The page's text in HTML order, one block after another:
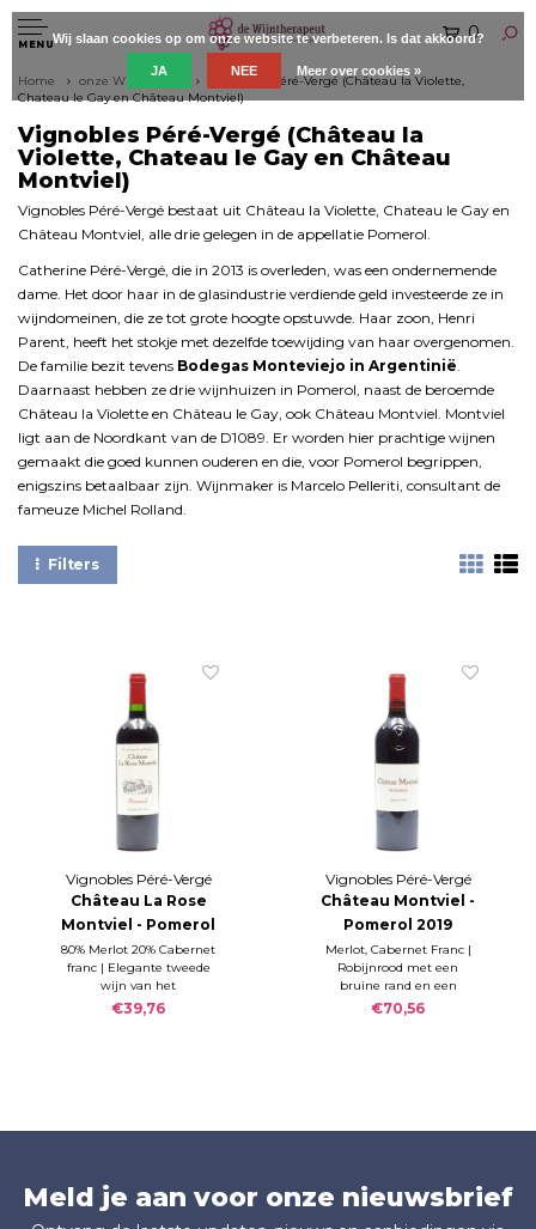
MENU
0
Home onze Wijnboeren
Vignobles Péré-Vergé (Château la Violette,
Chateau le Gay en Château Montviel)
Vignobles Péré-Vergé (Château la
Violette, Chateau le Gay en Château
Montviel)
Vignobles Péré-Vergé bestaat uit Château la Violette, Chateau le Gay en
Château Montviel, alle drie gelegen in de appellatie Pomerol.
Catherine Péré-Vergé, die in 2013 is overleden, was een ondernemende
dame. Het door haar in de glasindustrie verdiende geld investeerde ze in
wijndomeinen, die ze tot grote hoogte opstuwde. Haar zoon, Henri
Parent, heeft het stokje met dezelfde toewijding van haar overgenomen.
De familie bezit tevens Bodegas Monteviejo in Argentinië.
Daarnaast hebben ze drie wijnhuizen in Pomerol, naast de beroemde
Château la Violette en Château le Gay, ook Château Montviel. Montviel
ligt aan de Noordkant van de D1089. Er worden hier prachtige wijnen
gemaakt die goed kunnen ouderen en die, voor Pomerol begrippen,
enigszins betaalbaar zijn. Wijnmaker is Marcelo Pelleriti, consultant de
fameuze Michel Rolland.
Filters
Vignobles Péré-Vergé
(Château la Violette,
Chateau le Gay en
Château La Rose
Montviel - Pomerol
2021
80% Merlot 20% Cabernet
franc | Elegante tweede
wijn van het
gerenommeerde Château
Montviel. Intens donker
€39,76
Vignobles Péré-Vergé
(Château la Violette,
Chateau le Gay en
Château Montviel -
Pomerol 2019
Merlot, Cabernet Franc |
Robijnrood met een
bruine rand en een
gemiddelde intensiteit.
Prachtige, gerijpte neus
concentratie, vers
€70,56
Meld je aan voor onze nieuwsbrief
Wij slaan cookies op om onze website te verbeteren. Is dat akkoord?
JA NEE Meer over cookies »